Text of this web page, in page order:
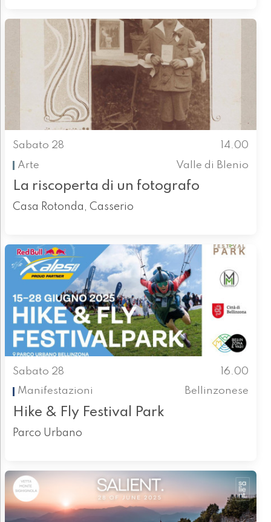
Sabato 28
14.00
Arte
Valle di Blenio
La riscoperta di un fotografo
Casa Rotonda, Casserio
Sabato 28
16.00
Manifestazioni
Bellinzonese
Hike & Fly Festival Park
Parco Urbano